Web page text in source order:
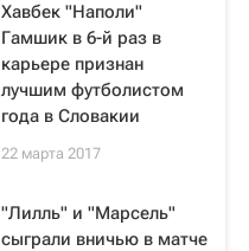
Хавбек "Наполи"
Гамшик в 6-й раз в
карьере признан
лучшим футболистом
года в Словакии
22 марта 2017
"Лилль" и "Марсель"
сыграли вничью в матче